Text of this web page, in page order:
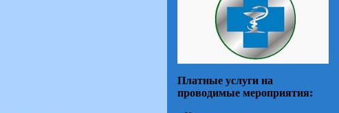
Платные услуги на
проводимые мероприятия: